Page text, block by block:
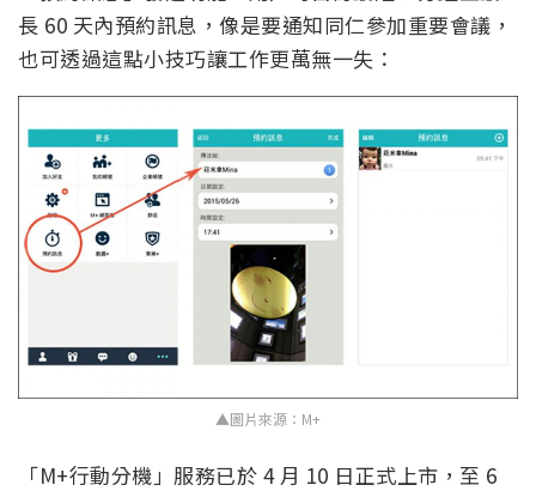
長 60 天內預約訊息，像是要通知同仁參加重要會議，
也可透過這點小技巧讓工作更萬無一失：
▲圖片來源：M+
「M+行動分機」服務已於 4 月 10 日正式上市，至 6